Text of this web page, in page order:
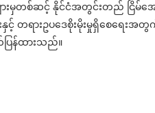
စ်ဆင့် နိုင်ငံအတွင်းတည် ငြိမ်အေးချ
င့် တရားဥပဒေစိုးမိုးမှုရှိစေရေး
ြန်ထားသည်။